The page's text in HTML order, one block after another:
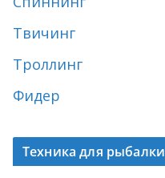
Твичинг
Троллинг
Фидер
Техника для рыбалки